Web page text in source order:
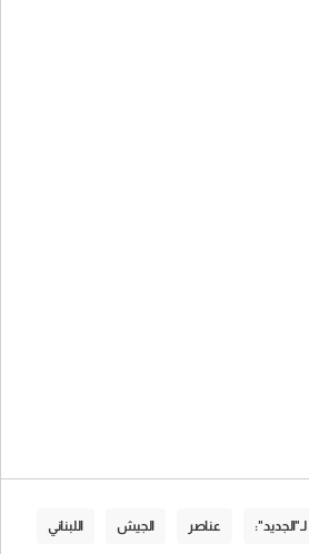
لـ"الجديد": عناصر الجيش اللبناني